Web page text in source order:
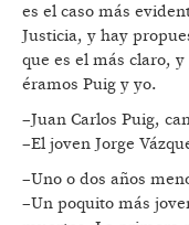
es el caso más
Justicia, y hay
que es el más claro,
éramos Puig y yo.
–Juan Carlos Puig,
–El joven Jorge
–Uno o dos años
–Un poquito más